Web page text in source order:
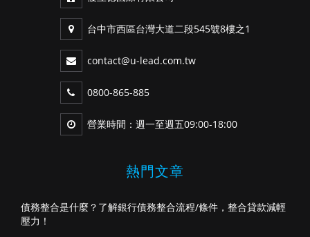
台中市西區台灣大道二段545號8樓之1
contact@u-lead.com.tw
0800-865-885
營業時間：週一至週五09:00-18:00
熱門文章
債務整合是什麼？了解銀行債務整合流程/條件，整合貸款減輕
壓力！